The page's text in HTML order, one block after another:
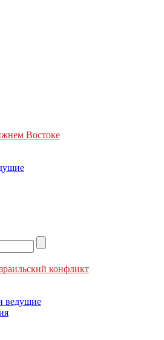
Востоке
конфликт
ведущие